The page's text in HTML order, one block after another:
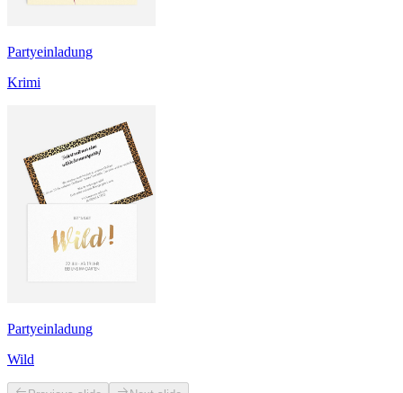
Partyeinladung
Krimi
Partyeinladung
Wild